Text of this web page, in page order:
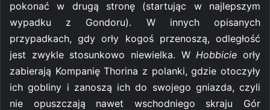
pokonać w drugą stronę (startując w najlepszym
wypadku z Gondoru). W innych opisanych
przypadkach, gdy orły kogoś przenoszą, odległość
jest zwykle stosunkowo niewielka. W Hobbicieorły
zabierają Kompanię Thorina z polanki, gdzie otoczyły
ich gobliny i zanoszą ich do swojego gniazda, czyli
nie opuszczają nawet wschodniego skraju Gór